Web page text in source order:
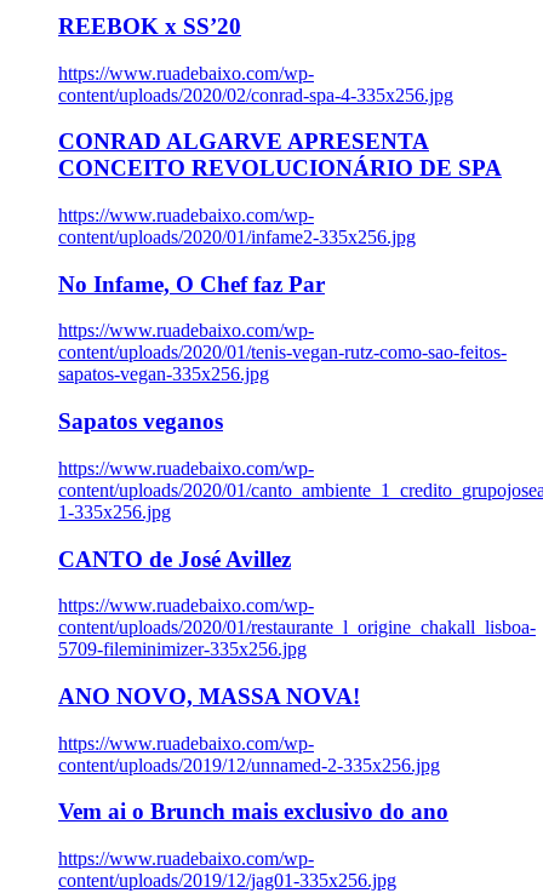
REEBOK x SS’20
https://www.ruadebaixo.com/wp-
content/uploads/2020/02/conrad-spa-4-335x256.jpg
CONRAD ALGARVE APRESENTA
CONCEITO REVOLUCIONÁRIO DE SPA
https://www.ruadebaixo.com/wp-
content/uploads/2020/01/infame2-335x256.jpg
No Infame, O Chef faz Par
https://www.ruadebaixo.com/wp-
content/uploads/2020/01/tenis-vegan-rutz-como-sao-feitos-
sapatos-vegan-335x256.jpg
Sapatos veganos
https://www.ruadebaixo.com/wp-
content/uploads/2020/01/
1-335x256.jpg
CANTO de José Avillez
https://www.ruadebaixo.com/wp-
content/uploads/2020/01/restaurante_l_origine_chakall_lisboa-
5709-fileminimizer-335x256.jpg
ANO NOVO, MASSA NOVA!
https://www.ruadebaixo.com/wp-
content/uploads/2019/12/unnamed-2-335x256.jpg
Vem ai o Brunch mais exclusivo do ano
https://www.ruadebaixo.com/wp-
content/uploads/2019/12/jag01-335x256.jpg